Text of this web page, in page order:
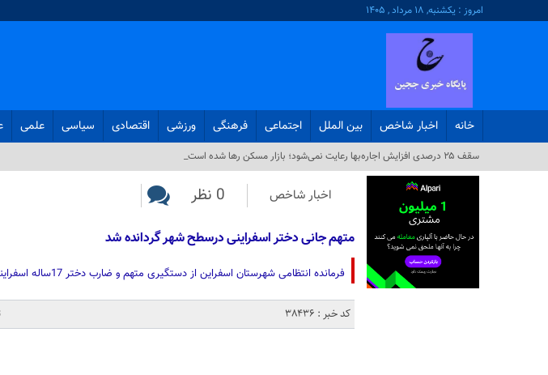
امروز : یکشنبه, ۱۸ مرداد , ۱۴۰۵
خانه اخبار شاخص بین الملل اجتماعی فرهنگی ورزشی اقتصادی سیاسی علمی
سقف ۲۵ درصدی افزایش اجاره‌بها رعایت نمی‌شود؛ بازار مسکن رها شده است_
اخبار شاخص 0 نظر
متهم جانی دختر اسفراینی درسطح شهر گردانده شد
فرمانده انتظامی شهرستان اسفراین از دستگیری متهم و ضارب دختر 17ساله اسفراینی و گرداندن وی درسطح شهر خبر داد.
کد خبر : 38436